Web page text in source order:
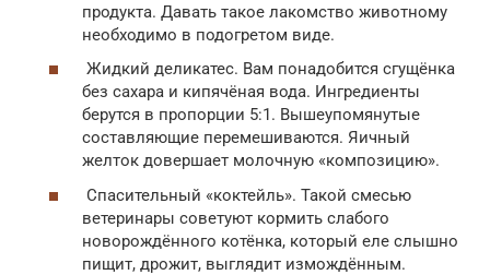
продукта. Давать такое лакомство животному
необходимо в подогретом виде.
Жидкий деликатес. Вам понадобится сгущёнка
без сахара и кипячёная вода. Ингредиенты
берутся в пропорции 5:1. Вышеупомянутые
составляющие перемешиваются. Яичный
желток довершает молочную «композицию».
Спасительный «коктейль». Такой смесью
ветеринары советуют кормить слабого
новорождённого котёнка, который еле слышно
пищит, дрожит, выглядит измождённым.